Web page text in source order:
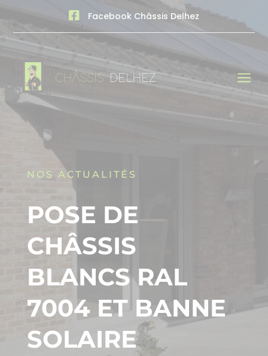
 Facebook Châssis Delhez
a
NOS ACTUALITÉS
POSE DE
CHÂSSIS
BLANCS RAL
7004 ET BANNE
SOLAIRE